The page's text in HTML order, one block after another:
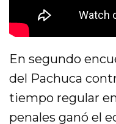
En segundo
del Pachuca
tiempo regular
penales ganó el